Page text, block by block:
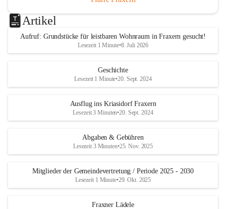
Artikel
Aufruf: Grundstücke für leistbaren Wohnraum in Fraxern gesucht!
Lesezeit 1 Minute•8. Juli 2026
Geschichte
Lesezeit 1 Minute•20. Sept. 2024
Ausflug ins Kriasidorf Fraxern
Lesezeit 3 Minuten•20. Sept. 2024
Abgaben & Gebühren
Lesezeit 3 Minuten•25. Nov. 2025
Mitglieder der Gemeindevertretung / Periode 2025 - 2030
Lesezeit 1 Minute•29. Okt. 2025
Fraxner Lädele